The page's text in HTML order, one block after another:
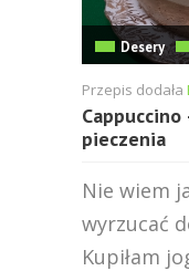
Desery
Przepis dodała
pieczenia
Nie wiem
wyrzucać
Kupiłam